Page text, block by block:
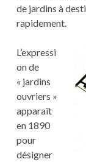
de jardins à
rapidement.
L’expressi
on de
« jardins
ouvriers »
apparaît
en 1890
pour
désigner